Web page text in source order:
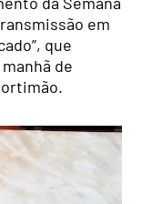
em
que
de